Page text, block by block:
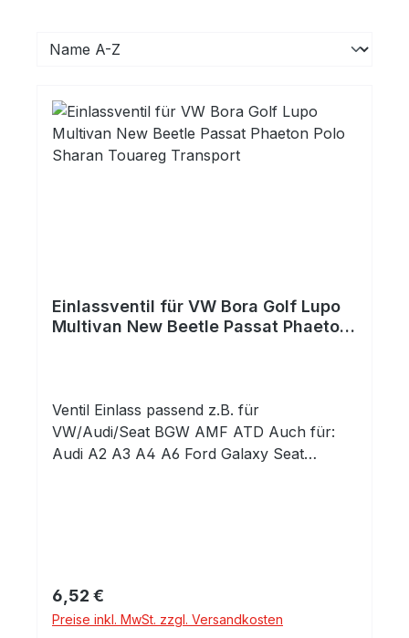
Einlassventil für VW Bora Golf Lupo
Multivan New Beetle Passat Phaeton
Ventil Einlass passend z.B. für
VW/Audi/Seat BGW AMF ATD Auch für:
Audi A2 A3 A4 A6 Ford Galaxy Seat
Regulärer Preis:
6,52 €
Preise inkl. MwSt. zzgl. Versandkosten